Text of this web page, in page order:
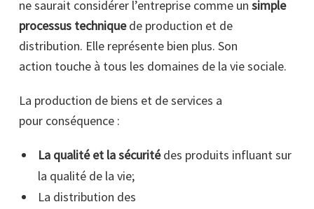
ne saurait considérer l’entreprise comme un simple
processus techniquede production et de
distribution. Elle représente bien plus. Son
action touche à tous les domaines de la vie sociale.
La production de biens et de services a
pour conséquence :
La qualité et la sécuritédes produits influant sur
la qualité de la vie;
La distribution des